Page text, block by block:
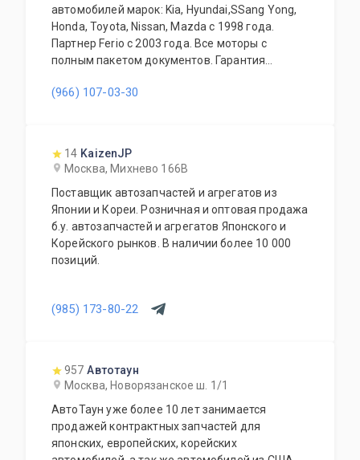
автомобилей марок: Kia, Hyundai,SSang Yong,
Honda, Toyota, Nissan, Mazda с 1998 года.
Партнер Ferio с 2003 года. Все моторы с
полным пакетом документов. Гарантия
получения. Все двигатели в наличии в Москве.
(966) 107-03-30
14 KaizenJP
Москва, Михнево 166В
Поставщик автозапчастей и агрегатов из
Японии и Кореи. Розничная и оптовая продажа
б.у. автозапчастей и агрегатов Японского и
Корейского рынков. В наличии более 10 000
позиций.
(985) 173-80-22
957 Автотаун
Москва, Новорязанское ш. 1/1
АвтоТаун уже более 10 лет занимается
продажей контрактных запчастей для
японских, европейских, корейских